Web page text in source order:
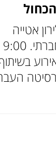
אטייה
לשיחה אינטימית על לאנשים עם מוגבלויות
אינטימית אירוע